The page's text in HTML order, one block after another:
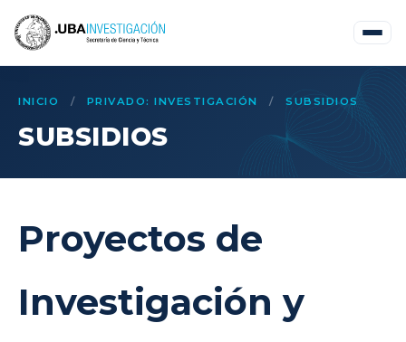
INICIO / PRIVADO: INVESTIGACIÓN / SUBSIDIOS
SUBSIDIOS
Proyectos de
Investigación y